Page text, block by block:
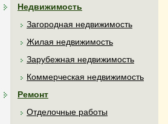
Недвижимость
Загородная недвижимость
Жилая недвижимость
Зарубежная недвижимость
Коммерческая недвижимость
Ремонт
Отделочные работы